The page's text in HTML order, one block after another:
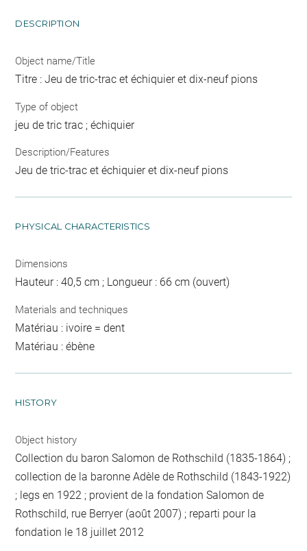
DESCRIPTION
Object name/Title
Titre : Jeu de tric-trac et échiquier et dix-neuf pions
Type of object
jeu de tric trac ; échiquier
Description/Features
Jeu de tric-trac et échiquier et dix-neuf pions
PHYSICAL CHARACTERISTICS
Dimensions
Hauteur : 40,5 cm ; Longueur : 66 cm (ouvert)
Materials and techniques
Matériau : ivoire = dent
Matériau : ébène
HISTORY
Object history
Collection du baron Salomon de Rothschild (1835-1864) ;
collection de la baronne Adèle de Rothschild (1843-1922)
; legs en 1922 ; provient de la fondation Salomon de
Rothschild, rue Berryer (août 2007) ; reparti pour la
fondation le 18 juillet 2012